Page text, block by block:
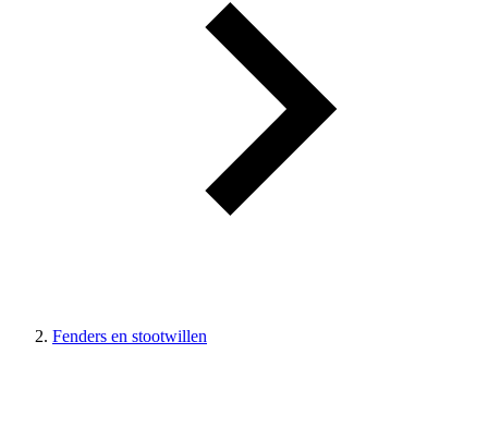
Fenders en stootwillen